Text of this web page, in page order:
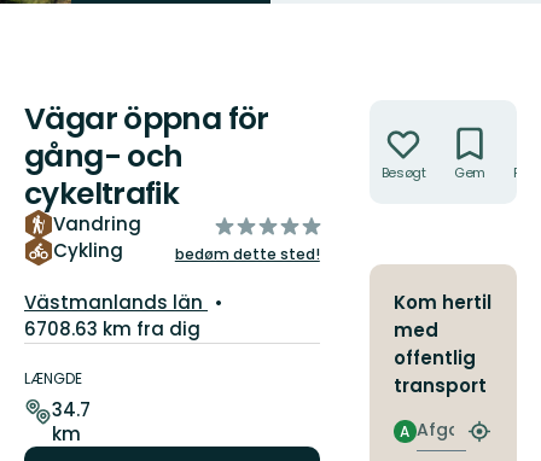
Vägar öppna för
gång- och
cykeltrafik
Vandring
Cykling
ud
af
stjerner
bedøm dette sted!
Amt:
Västmanlands län
6708.63 km fra dig
LÆNGDE
34.7
km
Besøgt Gem
Kom hertil
med
offentlig
transport
Afgang
A
Find